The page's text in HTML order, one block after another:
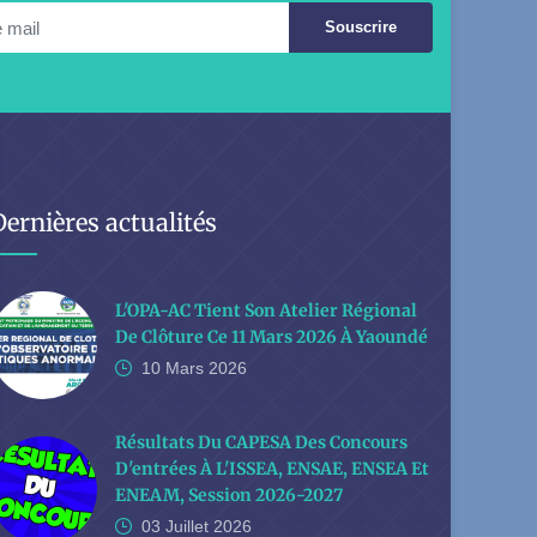
Souscrire
actualités
L'OPA-AC Tient Son Atelier Régional
De Clôture Ce 11 Mars 2026 À Yaoundé
10 Mars 2026
Résultats Du CAPESA Des Concours
D'entrées À L'ISSEA, ENSAE, ENSEA Et
ENEAM, Session 2026-2027
03 Juillet 2026